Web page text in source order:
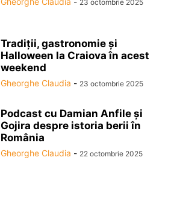
23 octombrie 2025
Tradiții, gastronomie și
Halloween la Craiova în acest
weekend
Gheorghe Claudia - 23 octombrie 2025
Podcast cu Damian Anfile și
Gojira despre istoria berii în
România
Gheorghe Claudia - 22 octombrie 2025